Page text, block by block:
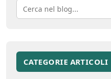
CATEGORIE ARTICOLI